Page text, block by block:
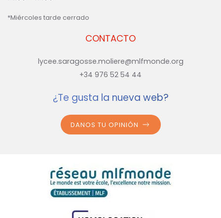
CONTACTO
lycee.saragosse.moliere@mlfmonde.org
+34 976 52 54 44
*Miércoles tarde cerrado
¿Te gusta la nueva web?
DANOS TU OPINIÓN